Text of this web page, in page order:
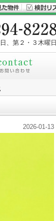
、第２・３木曜日
2026-01-13